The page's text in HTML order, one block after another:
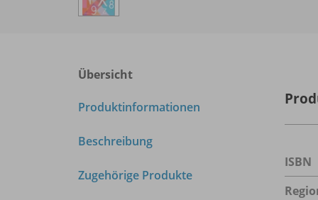
Übersicht
Produktinformationen
Beschreibung
Zugehörige Produkte
ISBN